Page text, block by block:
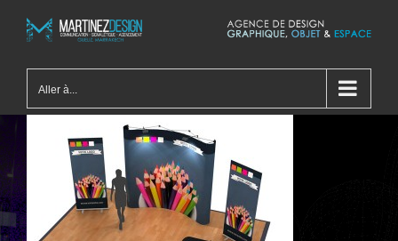
contenu
Aller à...